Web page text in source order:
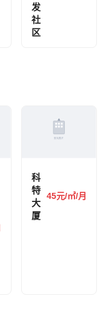
发
社
区
科
特
大
厦
45元/㎡/月